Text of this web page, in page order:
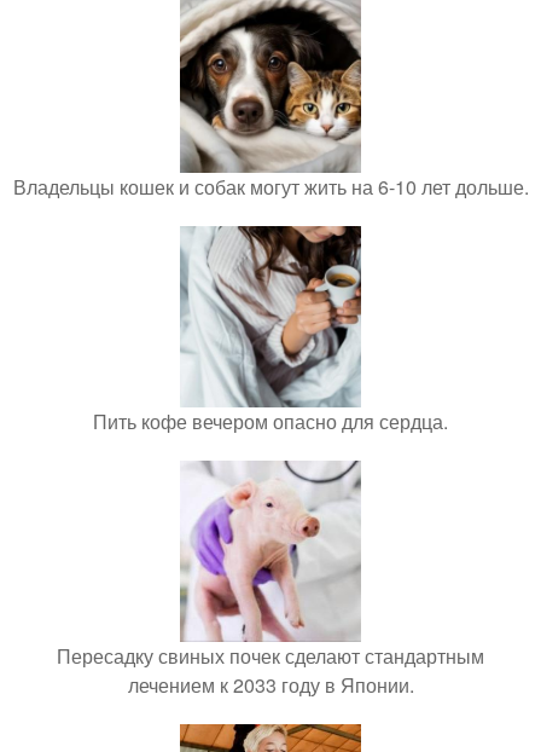
Владельцы кошек и собак могут жить на 6-10 лет дольше.
Пить кофе вечером опасно для сердца.
Пересадку свиных почек сделают стандартным
лечением к 2033 году в Японии.